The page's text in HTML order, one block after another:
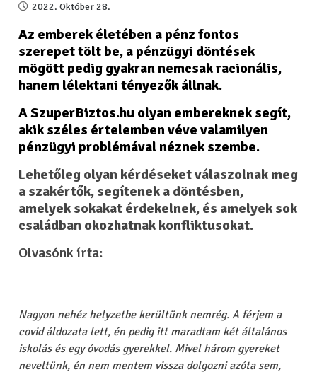
2022. Október 28.
Az emberek életében a pénz fontos
szerepet tölt be, a pénzügyi döntések
mögött pedig gyakran nemcsak racionális,
hanem lélektani tényezők állnak.
A SzuperBiztos.hu olyan embereknek segít,
akik széles értelemben véve valamilyen
pénzügyi problémával néznek szembe.
Lehetőleg olyan kérdéseket válaszolnak meg
a szakértők, segítenek a döntésben,
amelyek sokakat érdekelnek, és amelyek sok
családban okozhatnak konfliktusokat.
Olvasónk írta:
Nagyon nehéz helyzetbe kerültünk nemrég. A férjem a
covid áldozata lett, én pedig itt maradtam két általános
iskolás és egy óvodás gyerekkel. Mivel három gyereket
neveltünk, én nem mentem vissza dolgozni azóta sem,